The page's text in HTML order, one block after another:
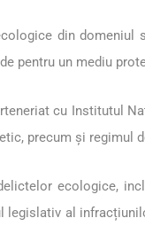
din
pentru un mediu
cu Institutul
precum și regimul
ecologice,
legislativ al